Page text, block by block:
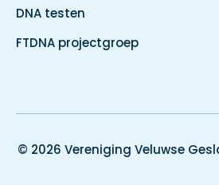
DNA testen
FTDNA projectgroep
© 2026 Vereniging Veluwse